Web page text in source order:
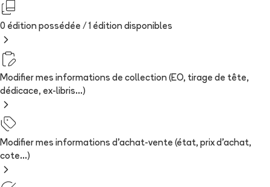
0 édition possédée / 1 édition disponibles
Modifier mes informations de collection (EO, tirage de tête,
dédicace, ex-libris...)
Modifier mes informations d'achat-vente (état, prix d'achat,
cote...)